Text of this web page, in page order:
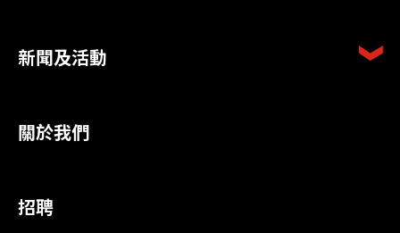
新聞及活動
關於我們
招聘